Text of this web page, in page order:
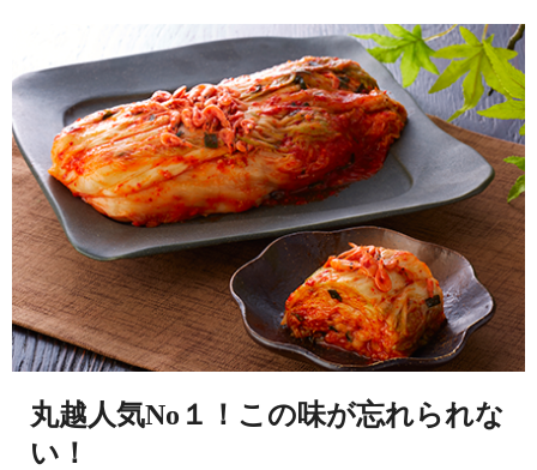
丸越人気No１！この味が忘れられな
い！